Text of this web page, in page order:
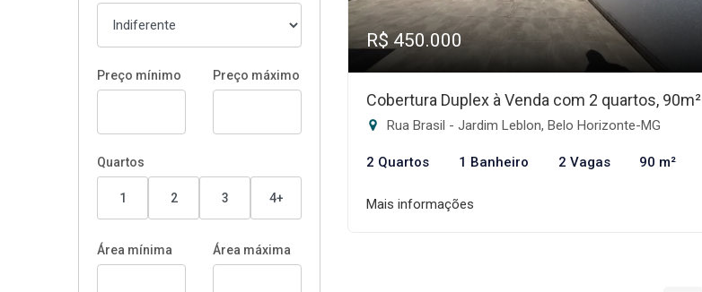
Preço mínimo Preço máximo
Quartos
1 2 3 4+
Área mínima Área máxima
R$ 450.000
Cobertura Duplex à Venda com 2 quartos, 90m²
Rua Brasil - Jardim Leblon, Belo Horizonte-MG
2 Quartos 1 Banheiro 2 Vagas 90 m²
Mais informações